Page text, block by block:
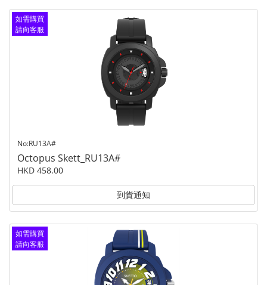
如需購買
請向客服
No:RU13A#
Octopus Skett_RU13A#
HKD 458.00
到貨通知
如需購買
請向客服